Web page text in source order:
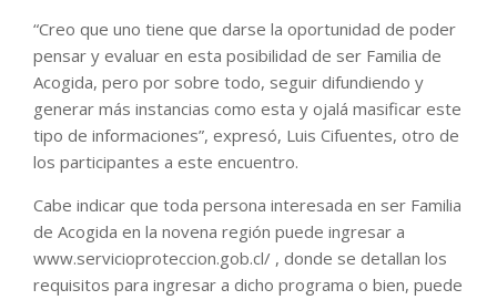
“Creo que uno tiene que darse la oportunidad de poder
pensar y evaluar en esta posibilidad de ser Familia de
Acogida, pero por sobre todo, seguir difundiendo y
generar más instancias como esta y ojalá masificar este
tipo de informaciones”, expresó, Luis Cifuentes, otro de
los participantes a este encuentro.
Cabe indicar que toda persona interesada en ser Familia
de Acogida en la novena región puede ingresar a
www.servicioproteccion.gob.cl/ , donde se detallan los
requisitos para ingresar a dicho programa o bien, puede